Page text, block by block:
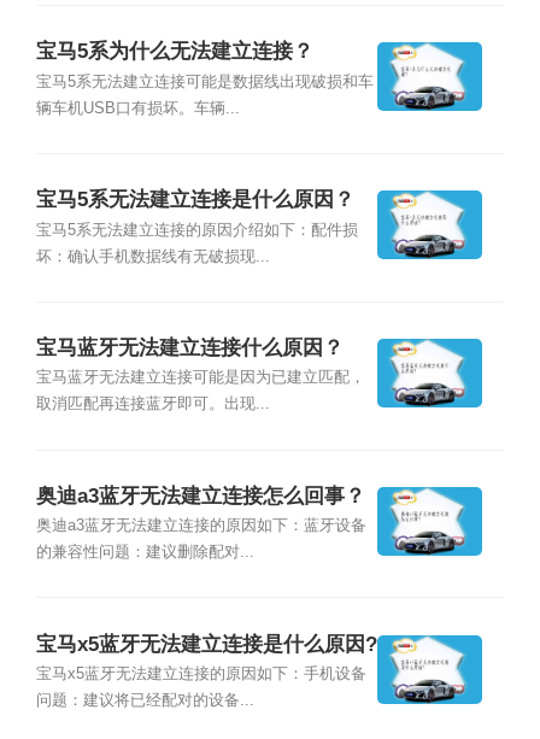
宝马5系为什么无法建立连接？
宝马5系无法建立连接可能是数据线出现破损和车
辆车机USB口有损坏。车辆...
宝马5系无法建立连接是什么原因？
宝马5系无法建立连接的原因介绍如下：配件损
坏：确认手机数据线有无破损现...
宝马蓝牙无法建立连接什么原因？
宝马蓝牙无法建立连接可能是因为已建立匹配，
取消匹配再连接蓝牙即可。出现...
奥迪a3蓝牙无法建立连接怎么回事？
奥迪a3蓝牙无法建立连接的原因如下：蓝牙设备
的兼容性问题：建议删除配对...
宝马x5蓝牙无法建立连接是什么原因?
宝马x5蓝牙无法建立连接的原因如下：手机设备
问题：建议将已经配对的设备...